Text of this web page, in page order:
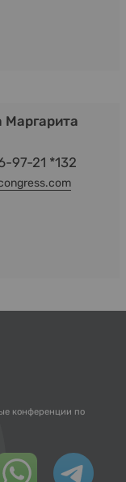
Маргарита
97-21 *132
конференции по